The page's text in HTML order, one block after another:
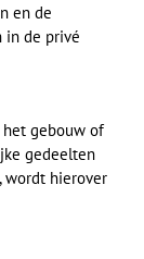
en de
in de privé
gebouw of
gedeelten
wordt hierover